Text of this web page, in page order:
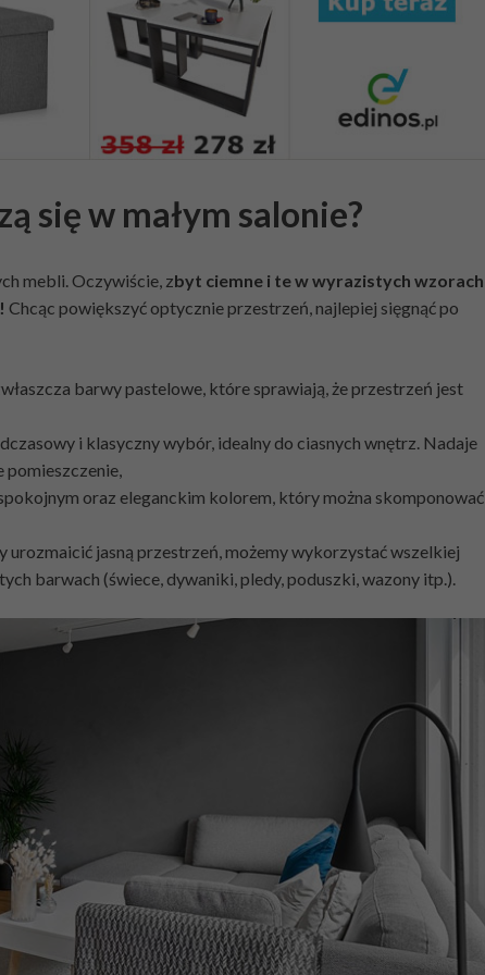
się w małym salonie?
mebli. Oczywiście, zbyt ciemne i te w wyrazistych wzorach
Chcąc powiększyć optycznie przestrzeń, najlepiej sięgnąć po
barwy pastelowe, które sprawiają, że przestrzeń jest
i klasyczny wybór, idealny do ciasnych wnętrz. Nadaje
pomieszczenie,
oraz eleganckim kolorem, który można skomponować
jasną przestrzeń, możemy wykorzystać wszelkiej
barwach (świece, dywaniki, pledy, poduszki, wazony itp.).